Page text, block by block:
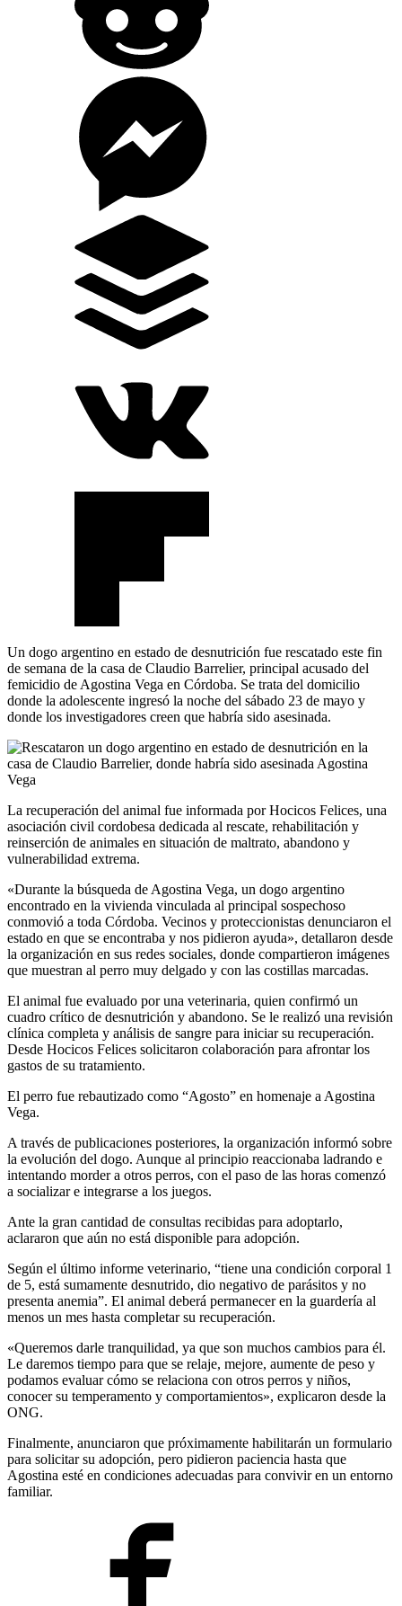
Un dogo argentino en estado de desnutrición fue rescatado este fin
de semana de la casa de Claudio Barrelier, principal acusado del
femicidio de Agostina Vega en Córdoba. Se trata del domicilio
donde la adolescente ingresó la noche del sábado 23 de mayo y
donde los investigadores creen que habría sido asesinada.
La recuperación del animal fue informada por Hocicos Felices, una
asociación civil cordobesa dedicada al rescate, rehabilitación y
reinserción de animales en situación de maltrato, abandono y
vulnerabilidad extrema.
«Durante la búsqueda de Agostina Vega, un dogo argentino
encontrado en la vivienda vinculada al principal sospechoso
conmovió a toda Córdoba. Vecinos y proteccionistas denunciaron el
estado en que se encontraba y nos pidieron ayuda», detallaron desde
la organización en sus redes sociales, donde compartieron imágenes
que muestran al perro muy delgado y con las costillas marcadas.
El animal fue evaluado por una veterinaria, quien confirmó un
cuadro crítico de desnutrición y abandono. Se le realizó una revisión
clínica completa y análisis de sangre para iniciar su recuperación.
Desde Hocicos Felices solicitaron colaboración para afrontar los
gastos de su tratamiento.
El perro fue rebautizado como “Agosto” en homenaje a Agostina
Vega.
A través de publicaciones posteriores, la organización informó sobre
la evolución del dogo. Aunque al principio reaccionaba ladrando e
intentando morder a otros perros, con el paso de las horas comenzó
a socializar e integrarse a los juegos.
Ante la gran cantidad de consultas recibidas para adoptarlo,
aclararon que aún no está disponible para adopción.
Según el último informe veterinario, “tiene una condición corporal 1
de 5, está sumamente desnutrido, dio negativo de parásitos y no
presenta anemia”. El animal deberá permanecer en la guardería al
menos un mes hasta completar su recuperación.
«Queremos darle tranquilidad, ya que son muchos cambios para él.
Le daremos tiempo para que se relaje, mejore, aumente de peso y
podamos evaluar cómo se relaciona con otros perros y niños,
conocer su temperamento y comportamientos», explicaron desde la
ONG.
Finalmente, anunciaron que próximamente habilitarán un formulario
para solicitar su adopción, pero pidieron paciencia hasta que
Agostina esté en condiciones adecuadas para convivir en un entorno
familiar.